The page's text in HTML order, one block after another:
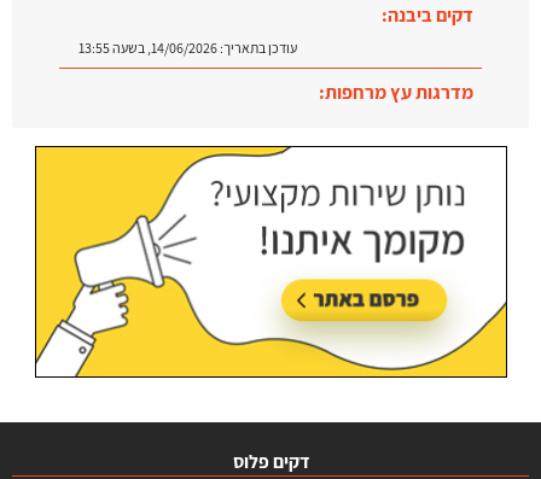
דקים ביבנה:
עודכן בתאריך:14/06/2026, בשעה 13:55
מדרגות עץ מרחפות:
דקים פלוס